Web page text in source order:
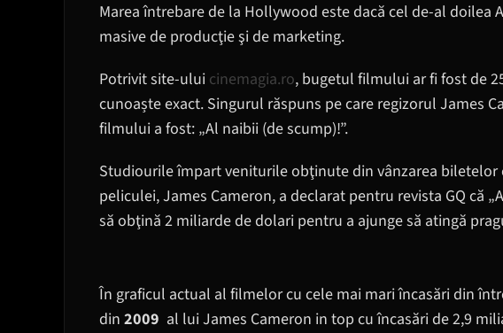
Marea întrebare de la Hollywood este dacă cel de-al doilea
masive de producţie şi de marketing.
Potrivit site-ului cinemagia.ro, bugetul filmului ar fi fost de
cunoaște exact. Singurul răspuns pe care regizorul James
filmului a fost: „Al naibii (de scump)!”.
Studiourile împart veniturile obţinute din vânzarea biletelor
peliculei, James Cameron, a declarat pentru revista GQ că
să obţină 2 miliarde de dolari pentru a ajunge să atingă
În graficul actual al filmelor cu cele mai mari încasări din
din 2009 al lui James Cameron in top cu încasări de 2,9